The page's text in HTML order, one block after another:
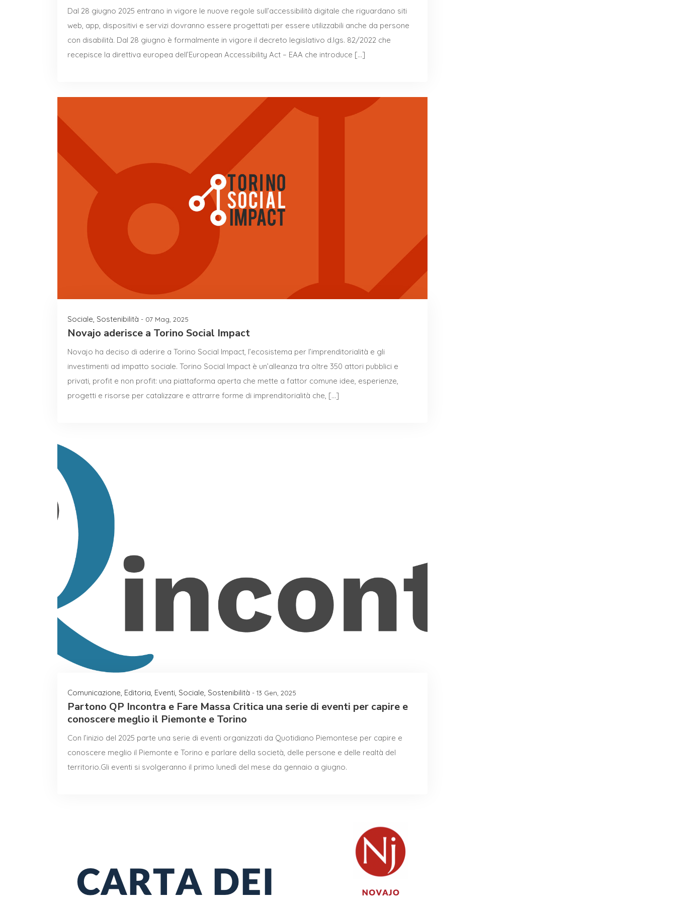
Dal 28 giugno 2025 entrano in vigore le nuove regole sull’accessibilità digitale che riguardano siti
web, app, dispositivi e servizi dovranno essere progettati per essere utilizzabili anche da persone
con disabilità. Dal 28 giugno è formalmente in vigore il decreto legislativo d.lgs. 82/2022 che
recepisce la direttiva europea dell’European Accessibility Act – EAA che introduce […]
Sociale Sostenibilità - 07 Mag, 2025
Novajo aderisce a Torino Social Impact
Novajo ha deciso di aderire a Torino Social Impact, l’ecosistema per l’imprenditorialità e gli
investimenti ad impatto sociale. Torino Social Impact è un’alleanza tra oltre 350 attori pubblici e
privati, profit e non profit: una piattaforma aperta che mette a fattor comune idee, esperienze,
progetti e risorse per catalizzare e attrarre forme di imprenditorialità che, […]
Comunicazione, Editoria, Eventi, Sociale, Sostenibilità - 13 Gen, 2025
Partono QP Incontra e Fare Massa Critica una serie di eventi per capire e
conoscere meglio il Piemonte e Torino
Con l’inizio del 2025 parte una serie di eventi organizzati da Quotidiano Piemontese per capire e
conoscere meglio il Piemonte e Torino e parlare della società, delle persone e delle realtà del
territorio.Gli eventi si svolgeranno il primo lunedì del mese da gennaio a giugno.